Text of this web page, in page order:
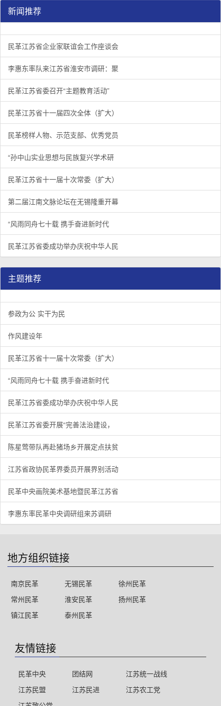
新闻推荐
民革江苏省企业家联谊会工作座谈会在宁召开
1/3 李惠东率队来江苏省淮安市调研：聚焦民革党员之家建设管
2/3 民革江苏省委召开“主题教育活动” 领导班子民主生活会
3/3
民革江苏省企业家联谊会工作座谈会
李惠东率队来江苏省淮安市调研：聚
民革江苏省委召开“主题教育活动”
民革江苏省十一届四次全体（扩大）
民革榜样人物、示范支部、优秀党员
“孙中山实业思想与民族复兴学术研
民革江苏省十一届十次常委（扩大）
第二届江南文脉论坛在无锡隆重开幕
“风雨同舟七十载 携手奋进新时代
民革江苏省委成功举办庆祝中华人民
主题推荐
参政为公 实干为民
作风建设年
民革江苏省十一届十次常委（扩大）
“风雨同舟七十载 携手奋进新时代
民革江苏省委成功举办庆祝中华人民
民革江苏省委开展“完善法治建设，
陈星莺带队再赴猪场乡开展定点扶贫
江苏省政协民革界委员开展界别活动
民革中央画院美术基地暨民革江苏省
李惠东率民革中央调研组来苏调研
地方组织链接
南京民革 无锡民革
徐州民革
常州民革
淮安民革
扬州民革
镇江民革
泰州民革
友情链接
民革中央 团结网
江苏统一战线
江苏民盟
江苏民进
江苏农工党